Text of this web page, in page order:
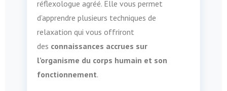
réflexologue agréé. Elle vous permet
d’apprendre plusieurs techniques de
relaxation qui vous offriront
des connaissances accrues sur
l’organisme du corps humain et son
fonctionnement.